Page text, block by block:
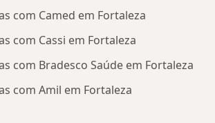
com Camed em Fortaleza
com Cassi em Fortaleza
com Bradesco Saúde em Fortaleza
com Amil em Fortaleza